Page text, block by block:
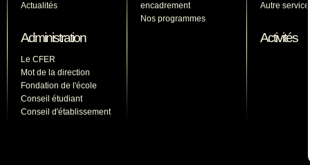
Actualités
Administration
Le CFER
Mot de la direction
Fondation de l'école
Conseil étudiant
Conseil d'établissement
encadrement
Nos programmes
Autre
Activités